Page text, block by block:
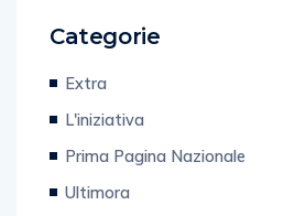
Categorie
Extra
L'iniziativa
Prima Pagina Nazionale
Ultimora